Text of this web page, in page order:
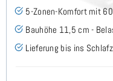
5-Zonen-Komfort mit
Bauhöhe 11,5 cm -
Lieferung bis ins